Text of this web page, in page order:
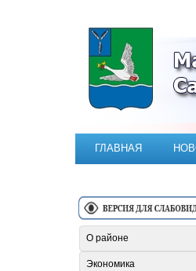
ГЛАВНАЯ
О районе
Экономика